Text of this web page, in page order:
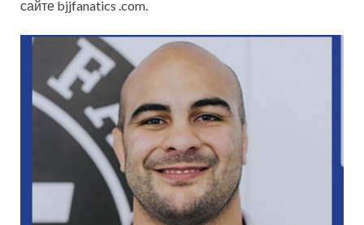
сайте bjjfanatics .com.